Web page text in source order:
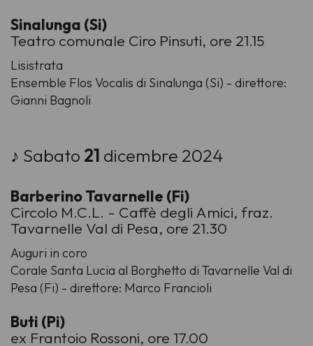
Sinalunga (Si)
Teatro comunale Ciro Pinsuti, ore 21.15
Lisistrata
Ensemble Flos Vocalis di Sinalunga (Si) - direttore:
Gianni Bagnoli
♪ Sabato 21 dicembre 2024
Barberino Tavarnelle (Fi)
Circolo M.C.L. - Caffè degli Amici, fraz.
Tavarnelle Val di Pesa, ore 21.30
Auguri in coro
Corale Santa Lucia al Borghetto di Tavarnelle Val di
Pesa (Fi) - direttore: Marco Francioli
Buti (Pi)
ex Frantoio Rossoni, ore 17.00